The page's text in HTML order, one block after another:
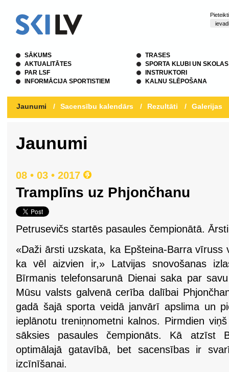
SĀKUMS
AKTUALITĀTES
PAR LSF
INFORMĀCIJA SPORTISTIEM
TRASES
SPORTA KLUBI UN SKOLAS
INSTRUKTORI
KALNU SLĒPOŠANA
Jaunumi / Sacensību kalendārs / Rezultāti / Galerijas
Jaunumi
08 • 03 • 2017
Tramplīns uz Phjončhanu
Petrusevičs startēs pasaules čempionātā.
«Daži ārsti uzskata, ka Epšteina-Barra vīruss
ka vēl aizvien ir,» Latvijas snovošanas
Bīrmanis telefonsarunā Dienai saka par
Mūsu valsts galvenā cerība dalībai
gadā šajā sporta veidā janvārī apslima un
ieplānotu treniņnometni kalnos. Pirmdien
sāksies pasaules čempionāts. Kā atzīst
optimālajā gatavībā, bet sacensības ir
izcīnīšanai.